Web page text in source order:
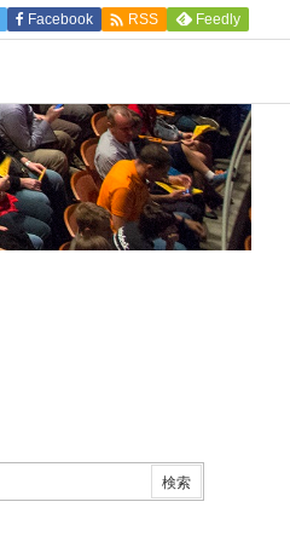
Facebook  RSS Feedly